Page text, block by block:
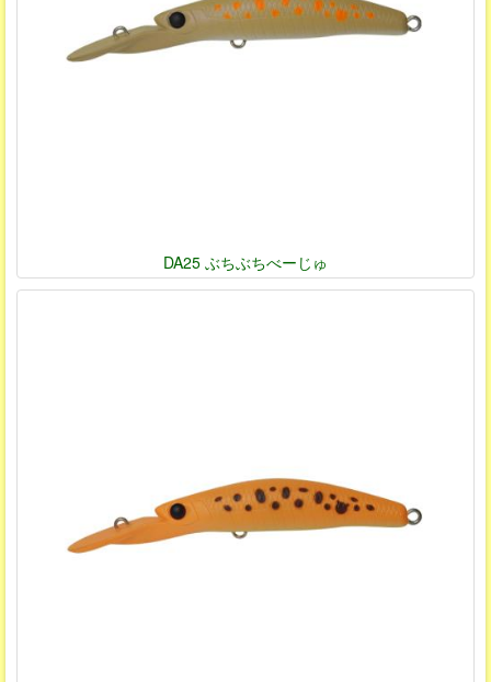
DA25 ぶちぶちべーじゅ